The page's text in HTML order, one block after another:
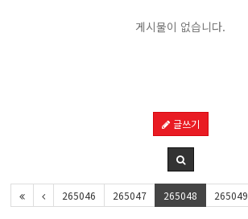
게시물이 없습니다.
글쓰기
265046 265047 265048 265049